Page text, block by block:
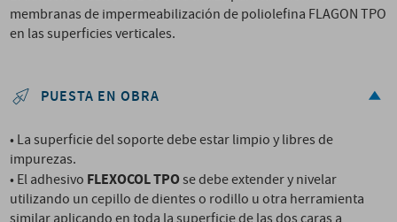
membranas de impermeabilización de poliolefina FLAGON TPO
en las superficies verticales.
PUESTA EN OBRA
• La superficie del soporte debe estar limpio y libres de
impurezas.
• El adhesivo FLEXOCOL TPOse debe extender y nivelar
utilizando un cepillo de dientes o rodillo u otra herramienta